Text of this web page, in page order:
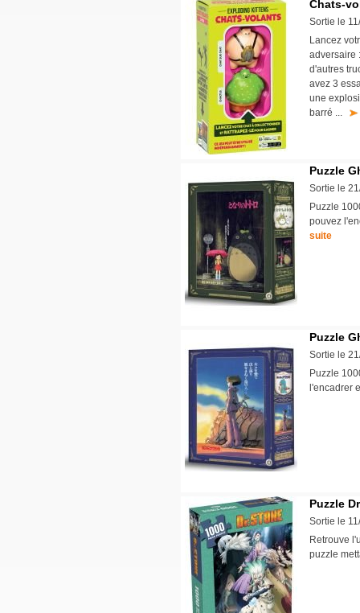
Chats-
Sortie le
Lancez
adversaire
d'autres
avez 3
une
barré ...
Puzzle
Sortie le
Puzzle
pouvez
suite
Puzzle
Sortie le
Puzzle
l'encadrer
Puzzle
Sortie le
Retrouve
puzzle